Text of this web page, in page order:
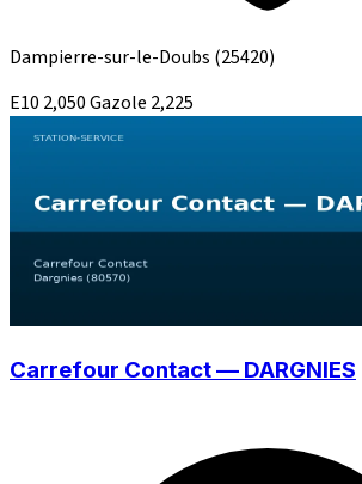
Dampierre-sur-le-Doubs (25420)
E10 2,050Gazole 2,225
Carrefour Contact — DARGNIES